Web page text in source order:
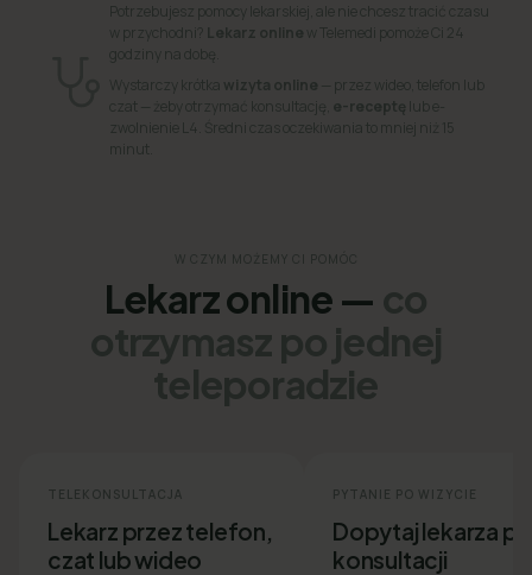
Potrzebujesz pomocy lekarskiej, ale nie chcesz tracić czasu
w przychodni? Lekarz online w Telemedi pomoże Ci 24
godziny na dobę.
Wystarczy krótka wizyta online — przez wideo, telefon lub
czat — żeby otrzymać konsultację, e-receptę lub e-
zwolnienie L4. Średni czas oczekiwania to mniej niż 15
minut.
W CZYM MOŻEMY CI POMÓC
Lekarz online — co
otrzymasz po jednej
teleporadzie
TELEKONSULTACJA
Lekarz przez telefon,
czat lub wideo
PYTANIE PO WIZYCIE
Dopytaj lekarza po
konsultacji